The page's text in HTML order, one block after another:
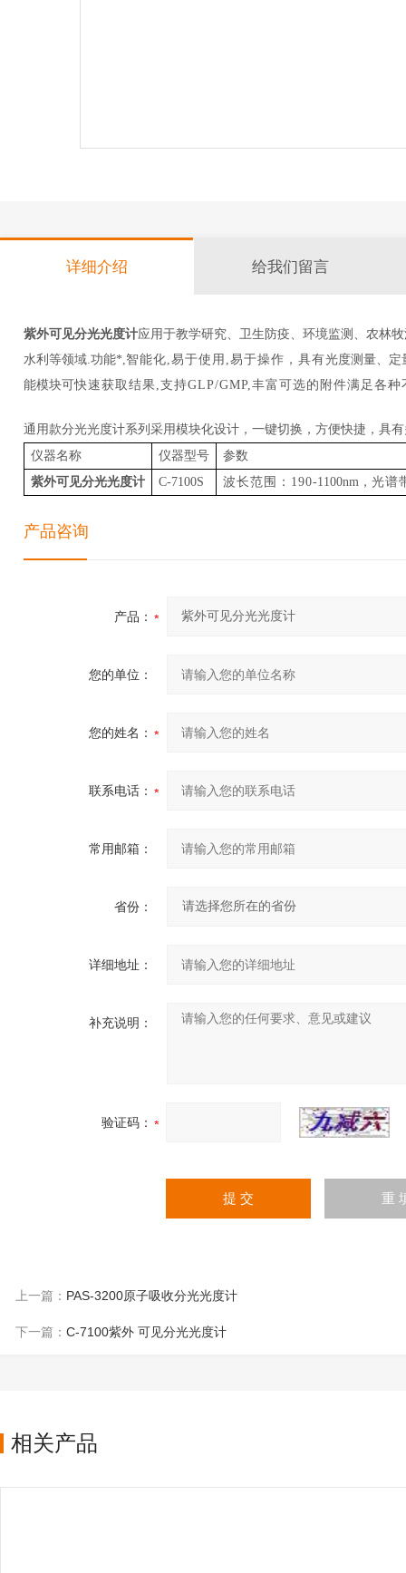
详细介绍 给我们留言
紫外可见分光光度计应用于教学研究、卫生防疫、环境监测、农林
水利等领域.功能*,智能化,易于使用 ,易于操作 ， 具有光度测量、 定
能模块可快速获取结果 ,支持GLP/GMP,丰富可选的附件满足各种
通用款分光光度计系列采用模块化设计，一键切换，方便快捷，具
仪器名称
仪器型号
参数
紫外可见分光光度计
C-7100S 波长范围： 190-1100nm， 光谱
产品咨询
产品：
您的单位：
您的姓名：
联系电话：
常用邮箱：
省份：
详细地址：
补充说明：
验证码：
上一篇： PAS-3200原子吸收分光光度计
下一篇：C-7100紫外 可见分光光度计
相关产品